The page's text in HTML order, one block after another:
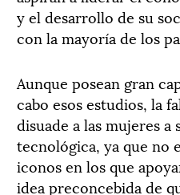
y el desarrollo de su
con la mayoría de los
Aunque posean gran
cabo esos estudios, la
disuade a las mujeres a
tecnológica, ya que no
iconos en los que
idea preconcebida de